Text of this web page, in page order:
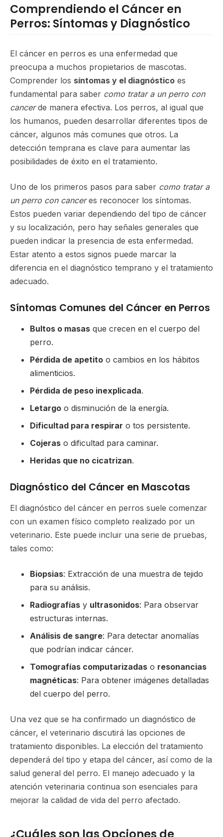
Comprendiendo el Cáncer en
Perros: Síntomas y Diagnóstico
El cáncer en perros es una enfermedad que
preocupa a muchos propietarios de mascotas.
Comprender los síntomas y el diagnóstico es
fundamental para saber como tratar a un perro con
cancerde manera efectiva. Los perros, al igual que
los humanos, pueden desarrollar diferentes tipos de
cáncer, algunos más comunes que otros. La
detección temprana es clave para aumentar las
posibilidades de éxito en el tratamiento.
Uno de los primeros pasos para saber como tratar a
un perro con canceres reconocer los síntomas.
Estos pueden variar dependiendo del tipo de cáncer
y su localización, pero hay señales generales que
pueden indicar la presencia de esta enfermedad.
Estar atento a estos signos puede marcar la
diferencia en el diagnóstico temprano y el tratamiento
adecuado.
Síntomas Comunes del Cáncer en Perros
Bultos o masas que crecen en el cuerpo del
perro.
Pérdida de apetito o cambios en los hábitos
alimenticios.
Pérdida de peso inexplicada.
Letargo o disminución de la energía.
Dificultad para respirar o tos persistente.
Cojeras o dificultad para caminar.
Heridas que no cicatrizan.
Diagnóstico del Cáncer en Mascotas
El diagnóstico del cáncer en perros suele comenzar
con un examen físico completo realizado por un
veterinario. Este puede incluir una serie de pruebas,
tales como:
Biopsias: Extracción de una muestra de tejido
para su análisis.
Radiografías y ultrasonidos: Para observar
estructuras internas.
Análisis de sangre: Para detectar anomalías
que podrían indicar cáncer.
Tomografías computarizadas o resonancias
magnéticas: Para obtener imágenes detalladas
del cuerpo del perro.
Una vez que se ha confirmado un diagnóstico de
cáncer, el veterinario discutirá las opciones de
tratamiento disponibles. La elección del tratamiento
dependerá del tipo y etapa del cáncer, así como de la
salud general del perro. El manejo adecuado y la
atención veterinaria continua son esenciales para
mejorar la calidad de vida del perro afectado.